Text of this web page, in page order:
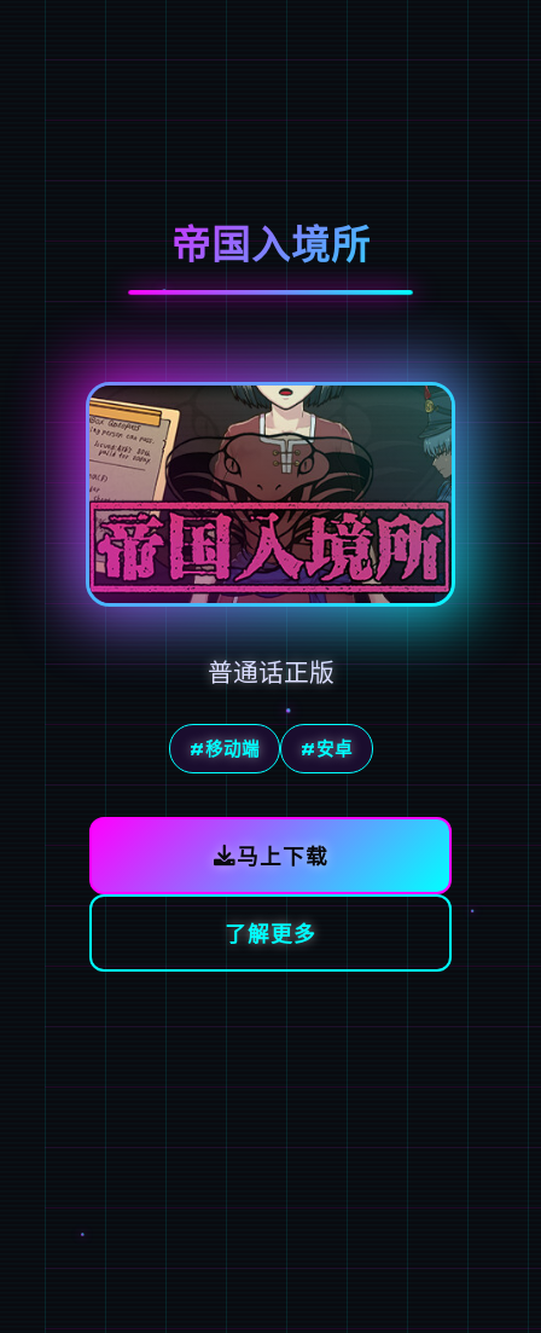
帝国入境所
普通话正版
#移动端 #安卓
马上下载
了解更多